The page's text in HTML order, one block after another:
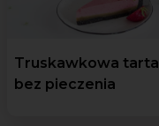
Truskawkowa tarta
bez pieczenia